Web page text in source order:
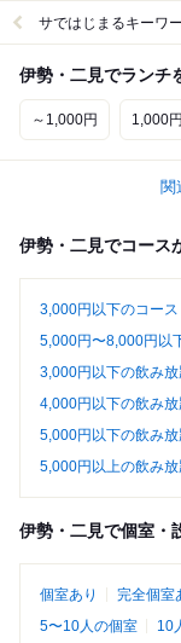
サではじまるキーワ
伊勢・二見でランチ
～1,000円 1,000
関
伊勢・二見でコース
3,000円以下のコース
5,000円〜8,000円以
3,000円以下の飲み
4,000円以下の飲み
5,000円以下の飲み
5,000円以上の飲み
伊勢・二見で個室・
個室あり 完全個室
5〜10人の個室
10